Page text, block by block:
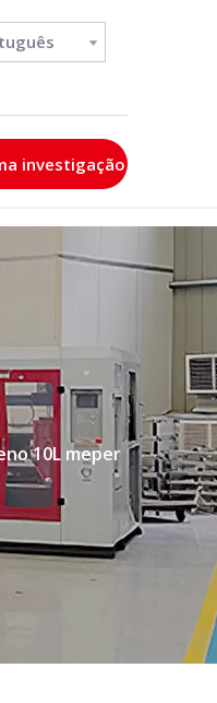
investigação
10L meper